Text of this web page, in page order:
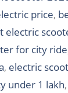
price,
electric
for city ride
, electric
under 1 lakh,